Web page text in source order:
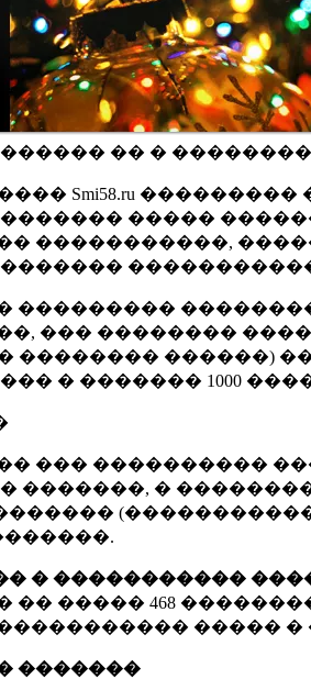
�� � ��������
Smi58.ru
�����
�����������,
���������
��� ��������
�������� ������)
� ������� 1000
��� ����������
�������, �
� �����������
�� ����� 468
����� �
�������